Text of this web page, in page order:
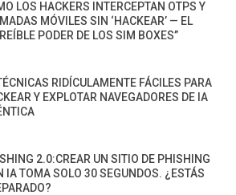
LOS HACKERS INTERCEPTAN OTPS Y
MÓVILES SIN ‘HACKEAR’ — EL
PODER DE LOS SIM BOXES”
RIDÍCULAMENTE FÁCILES PARA
Y EXPLOTAR NAVEGADORES DE IA
2.0:CREAR UN SITIO DE PHISHING
IA TOMA SOLO 30 SEGUNDOS. ¿ESTÁS